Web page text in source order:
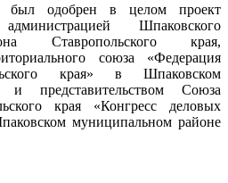
был одобрен в целом проект
Шпаковского
Ставропольского края,
союза «Федерация
края» в Шпаковском
и представительством Союза
края «Конгресс деловых
муниципальном районе